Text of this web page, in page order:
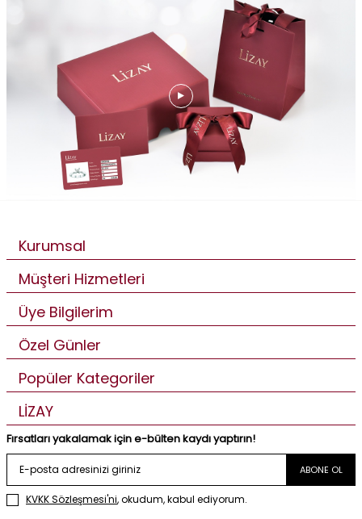
Kurumsal
Müşteri Hizmetleri
Üye Bilgilerim
Özel Günler
Popüler Kategoriler
LİZAY
Fırsatları yakalamak için e-bülten kaydı yaptırın!
ABONE OL
KVKK Sözleşmesi'ni, okudum, kabul ediyorum.